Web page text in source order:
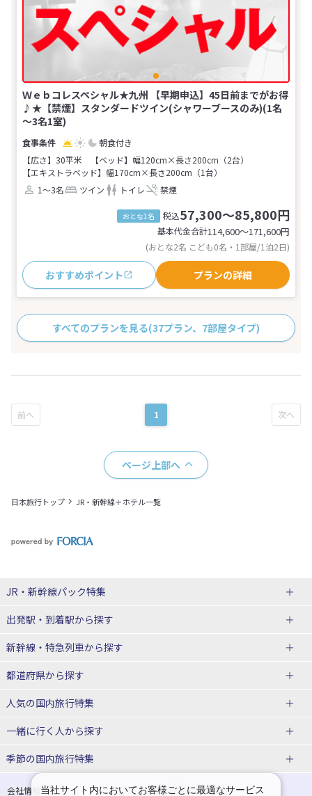
Ｗｅｂコレスペシャル★九州 【早期申込】45日前までがお得
♪★【禁煙】スタンダードツイン(シャワーブースのみ)(1名
～3名1室)
朝食付き
【広さ】30平米
【ベッド】幅120cm×長さ200cm（2台）
【エキストラベッド】幅170cm×長さ200cm（1台）
1～3名
ツイン トイレ 禁煙
おとな1名 税込57,300～85,800円
基本代金合計114,600〜171,600円
(おとな2名 こども0名・1部屋/1泊2日)
おすすめポイント プランの詳細
すべてのプランを見る(37プラン、7部屋タイプ)
1
ページ上部へ
日本旅行トップ JR・新幹線＋ホテル一覧
JR・新幹線パック特集
JR・新幹線＋ホテルパック
出張パック
出発駅・到着駅から探す
秋田⇔東京 新幹線パック
仙台→東京 新幹線パック
富山⇔東京 新幹線パック
東京→仙台 新幹線パック
東京→金沢 新幹線パック
東京⇔軽井沢 新幹線パック 東京→長野 新幹線パック
新幹線・特急列車から探す
北海道新幹線 旅行
山形新幹線 旅行
東海道新幹線 旅行
上越新幹線 旅行
九州新幹線 旅行 西九州新幹線 旅行
都道府県から探す
北海道旅行・ツアー
東北
青森旅行・ツアー 岩手旅行・ツアー
人気の国内旅行特集
東京ディズニーリゾート®への旅
ユニバーサル・スタジオ・ジャパ
温泉旅行 日帰り旅行
一緒に行く人から探す
一人旅 国内版
カップル・夫婦旅行 国内版 女子旅 国内版
季節の国内旅行特集
桜・お花見特集
ゴールデンウィーク（GW）の国内
会社情報 プライバシーポリシー
当社サイト内においてお客様ごとに最適なサービス